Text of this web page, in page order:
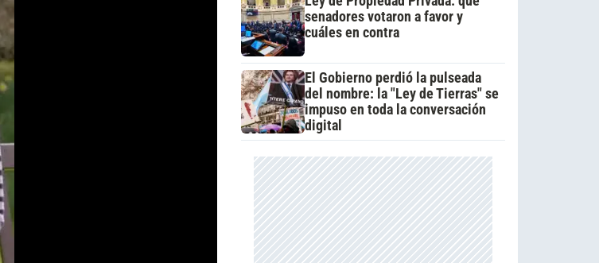
senadores votaron a favor y
cuáles en contra
El Gobierno perdió la pulseada
del nombre: la "Ley de Tierras" se
impuso en toda la conversación
digital